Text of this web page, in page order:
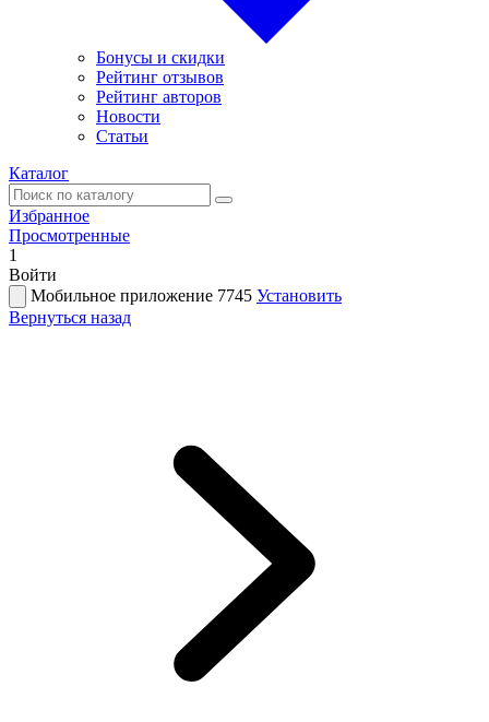
Бонусы и скидки
Рейтинг отзывов
Рейтинг авторов
Новости
Статьи
Каталог
Избранное
Просмотренные
1
Войти
Мобильное приложение 7745 Установить
Вернуться назад